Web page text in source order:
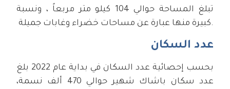
تبلغ المساحة حوالي 104 كيلو متر مربعاً ، ونسبة
كبيرة منها عبارة عن مساحات خضراء وغابات جميلة.
عدد السكان
بحسب إحصائية عدد السكان في بداية عام 2022 بلغ
عدد سكان باشاك شهير حوالي 470 ألف نسمة،